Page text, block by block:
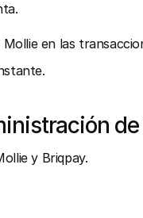
en las
y Briqpay.